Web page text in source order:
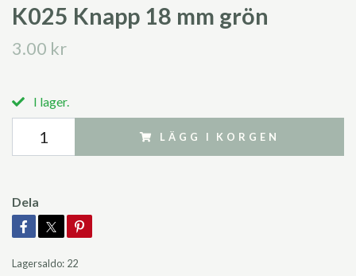
K025 Knapp 18 mm grön
3.00 kr
I lager.
LÄGG I KORGEN
Dela
Lagersaldo: 22